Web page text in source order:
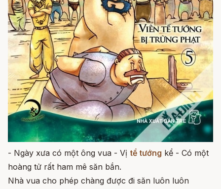
- Ngày xưa có một ông vua - Vị tể tướng kể - Có một
hoàng tử rất ham mê săn bắn.
Nhà vua cho phép chàng được đi săn luôn luôn